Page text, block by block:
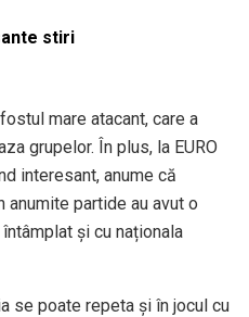
stiri
mare atacant, care a
grupelor. În plus, la EURO
interesant, anume că
partide au avut o
și cu naționala
se poate repeta și în jocul cu